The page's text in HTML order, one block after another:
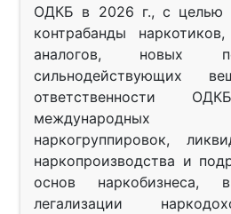
ОДКБ в 2026 г., с целью
контрабанды
аналогов, новых
сильнодействующих
ответственности
международных
наркогруппировок,
наркопроизводства и
основ наркобизнеса,
легализации